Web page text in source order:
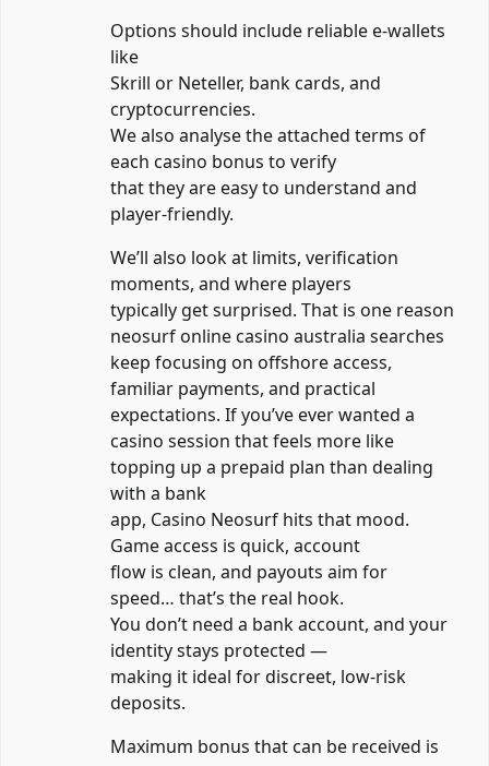
Options should include reliable e-wallets
like
Skrill or Neteller, bank cards, and
cryptocurrencies.
We also analyse the attached terms of
each casino bonus to verify
that they are easy to understand and
player-friendly.
We’ll also look at limits, verification
moments, and where players
typically get surprised. That is one reason
neosurf online casino australia searches
keep focusing on offshore access,
familiar payments, and practical
expectations. If you’ve ever wanted a
casino session that feels more like
topping up a prepaid plan than dealing
with a bank
app, Casino Neosurf hits that mood.
Game access is quick, account
flow is clean, and payouts aim for
speed… that’s the real hook.
You don’t need a bank account, and your
identity stays protected —
making it ideal for discreet, low-risk
deposits.
Maximum bonus that can be received is